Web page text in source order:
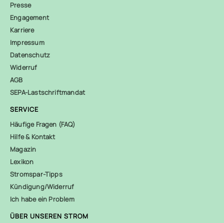
Presse
Engagement
Karriere
Impressum
Datenschutz
Widerruf
AGB
SEPA-Lastschriftmandat
SERVICE
Häufige Fragen (FAQ)
Hilfe & Kontakt
Magazin
Lexikon
Stromspar-Tipps
Kündigung/Widerruf
Ich habe ein Problem
ÜBER UNSEREN STROM